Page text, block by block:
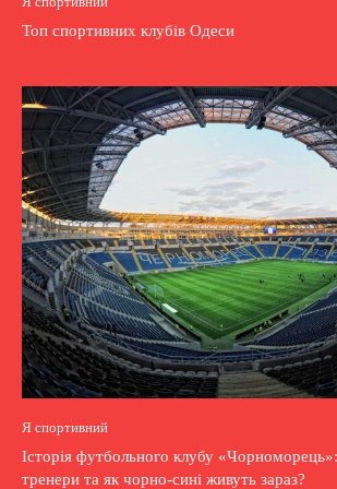
Топ спортивних клубів Одеси
Я спортивний
Історія футбольного клубу
тренери та як чорно-сині живуть зараз?